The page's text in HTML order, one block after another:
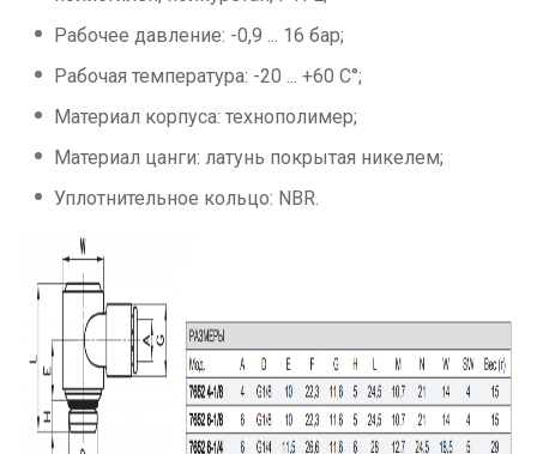
Рабочее давление: -0,9 ... 16 бар;
Рабочая температура: -20 ... +60 C°;
Материал корпуса: технополимер;
Материал цанги: латунь покрытая никелем;
Уплотнительное кольцо: NBR.